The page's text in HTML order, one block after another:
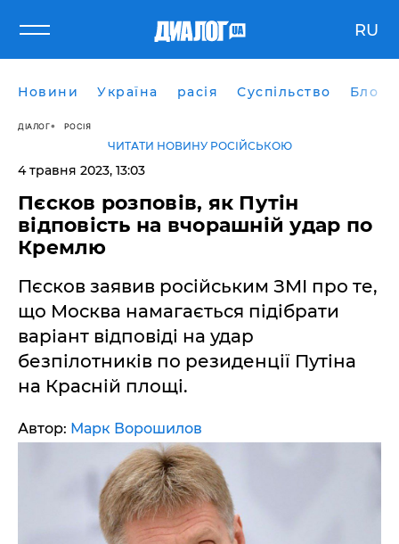
RU
Новини Україна расія Суспільство Блоги
ДІАЛОГ РОСІЯ
ЧИТАТИ НОВИНУ РОСІЙСЬКОЮ
4 травня 2023, 13:03
Пєсков розповів, як Путін
відповість на вчорашній удар по
Кремлю
Пєсков заявив російським ЗМІ про те,
що Москва намагається підібрати
варіант відповіді на удар
безпілотників по резиденції Путіна
на Красній площі.
Автор: Марк Ворошилов